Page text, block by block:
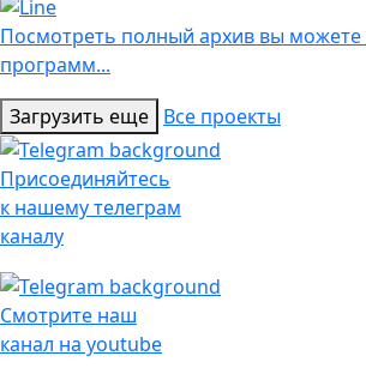
Посмотреть полный архив вы можете
программ...
Загрузить еще Все проекты
Присоединяйтесь
к нашему телеграм
каналу
Смотрите наш
канал на youtube